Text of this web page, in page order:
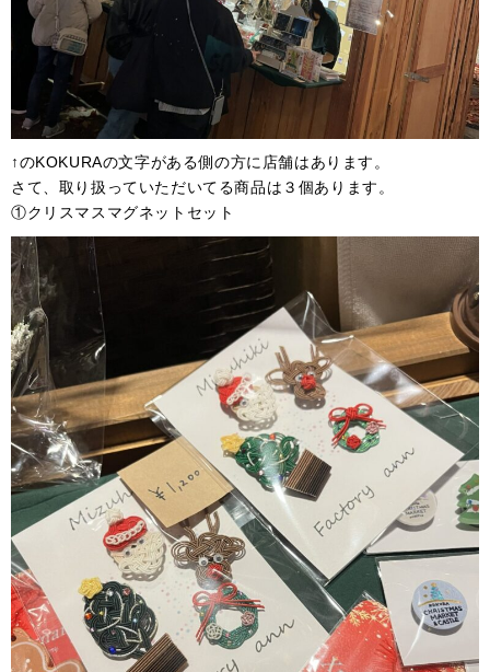
↑のKOKURAの文字がある側の方に店舗はあります。
さて、取り扱っていただいてる商品は３個あります。
①クリスマスマグネットセット